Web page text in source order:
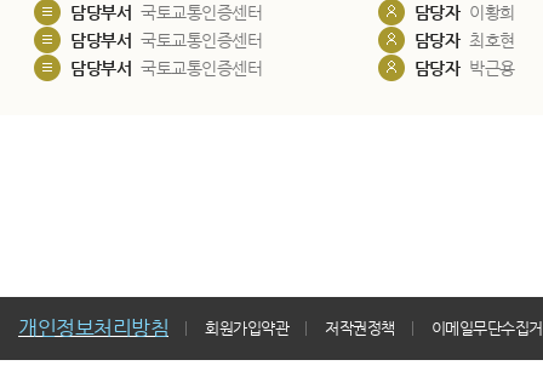
담당부서 국토교통인증센터 담당자 이황희
담당부서 국토교통인증센터 담당자 최호현
담당부서 국토교통인증센터 담당자 박근용
개인정보처리방침 회원가입약관 저작권정책 이메일무단수집